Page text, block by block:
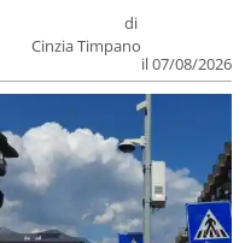
di
Cinzia Timpano
il 07/08/2026